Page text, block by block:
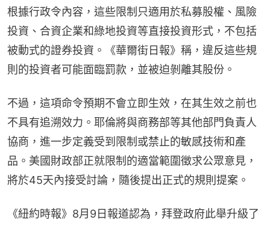
根據行政令內容，這些限制只適用於私募股權、風險
投資、合資企業和綠地投資等直接投資形式，不包括
被動式的證券投資。《華爾街日報》稱，違反這些規
則的投資者可能面臨罰款，並被迫剝離其股份。
不過，這項命令預期不會立即生效，在其生效之前也
不具有追溯效力。耶倫將與商務部等其他部門負責人
協商，進一步定義受到限制或禁止的敏感技術和產
品。美國財政部正就限制的適當範圍徵求公眾意見，
將於45天內接受討論，隨後提出正式的規則提案。
《紐約時報》8月9日報道認為，拜登政府此舉升級了